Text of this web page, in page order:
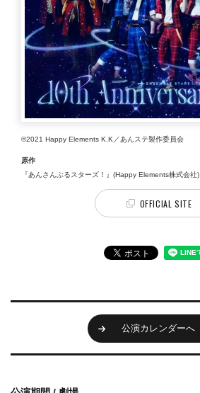
©2021 Happy Elements K.K／あんステ製作委員会
原作
『あんさんぶるスターズ！』(Happy Elements株式会社)
OFFICIAL SITE
公演カレンダーへ